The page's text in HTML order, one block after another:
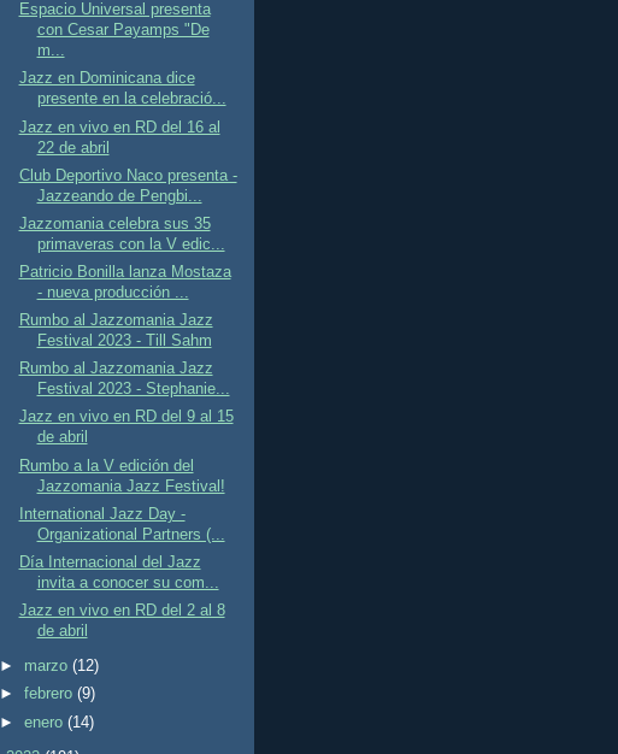
Espacio Universal presenta
con Cesar Payamps "De
m...
Jazz en Dominicana dice
presente en la celebració...
Jazz en vivo en RD del 16 al
22 de abril
Club Deportivo Naco presenta -
Jazzeando de Pengbi...
Jazzomania celebra sus 35
primaveras con la V edic...
Patricio Bonilla lanza Mostaza
- nueva producción ...
Rumbo al Jazzomania Jazz
Festival 2023 - Till Sahm
Rumbo al Jazzomania Jazz
Festival 2023 - Stephanie...
Jazz en vivo en RD del 9 al 15
de abril
Rumbo a la V edición del
Jazzomania Jazz Festival!
International Jazz Day -
Organizational Partners (...
Día Internacional del Jazz
invita a conocer su com...
Jazz en vivo en RD del 2 al 8
de abril
► marzo(12)
►febrero(9)
►enero(14)